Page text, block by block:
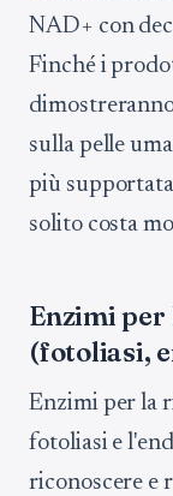
NAD+ con
Finché i
sulla pelle
più
solito costa
Enzimi
(fotoliasi,
Enzimi per la
fotoliasi e
riconoscere e